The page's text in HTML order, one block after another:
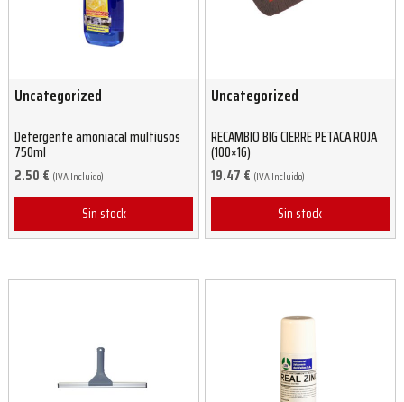
Uncategorized
Detergente amoniacal multiusos
750ml
2.50 € (IVA Incluido)
Sin stock
Uncategorized
RECAMBIO BIG CIERRE PETACA ROJA
(100×16)
19.47 € (IVA Incluido)
Sin stock